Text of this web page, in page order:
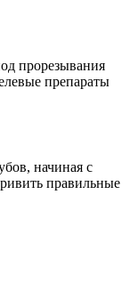
прорезывания
препараты
начиная с
правильные